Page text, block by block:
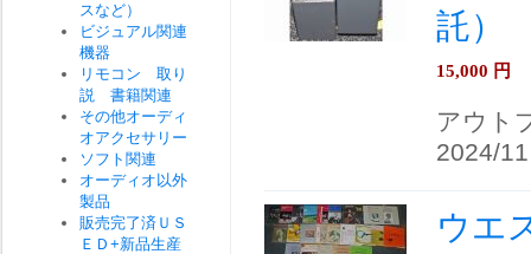
託）
15,000 円
アウト
2024/11
ウエ
スなど）
ビジュアル関連
機器
リモコン 取り
説 書籍関連
その他オーディ
オアクセサリー
ソフト関連
オーディオ以外
製品
販売完了済ＵＳ
ＥＤ+新品生産